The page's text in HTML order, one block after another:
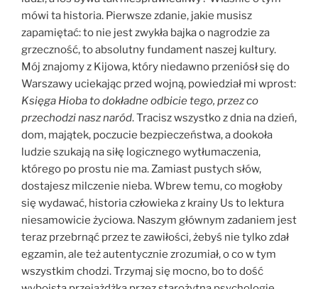
mówi ta historia. Pierwsze zdanie, jakie musisz
zapamiętać: to nie jest zwykła bajka o nagrodzie za
grzeczność, to absolutny fundament naszej kultury.
Mój znajomy z Kijowa, który niedawno przeniósł się do
Warszawy uciekając przed wojną, powiedział mi wprost:
Księga Hioba to dokładne odbicie tego, przez co
przechodzi nasz naród. Tracisz wszystko z dnia na dzień,
dom, majątek, poczucie bezpieczeństwa, a dookoła
ludzie szukają na siłę logicznego wytłumaczenia,
którego po prostu nie ma. Zamiast pustych słów,
dostajesz milczenie nieba. Wbrew temu, co mogłoby
się wydawać, historia człowieka z krainy Us to lektura
niesamowicie życiowa. Naszym głównym zadaniem jest
teraz przebrnąć przez te zawiłości, żebyś nie tylko zdał
egzamin, ale też autentycznie zrozumiał, o co w tym
wszystkim chodzi. Trzymaj się mocno, bo to dość